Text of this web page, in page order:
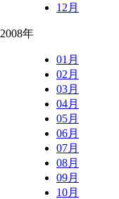
12月
2008年
01月
02月
03月
04月
05月
06月
07月
08月
09月
10月